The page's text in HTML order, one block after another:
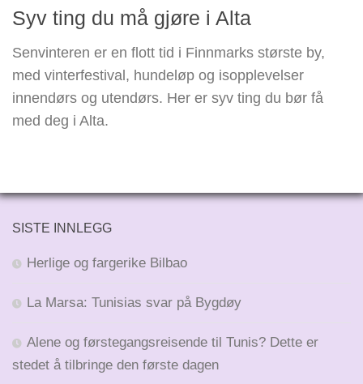
Syv ting du må gjøre i Alta
Senvinteren er en flott tid i Finnmarks største by,
med vinterfestival, hundeløp og isopplevelser
innendørs og utendørs. Her er syv ting du bør få
med deg i Alta.
SISTE INNLEGG
Herlige og fargerike Bilbao
La Marsa: Tunisias svar på Bygdøy
Alene og førstegangsreisende til Tunis? Dette er
stedet å tilbringe den første dagen